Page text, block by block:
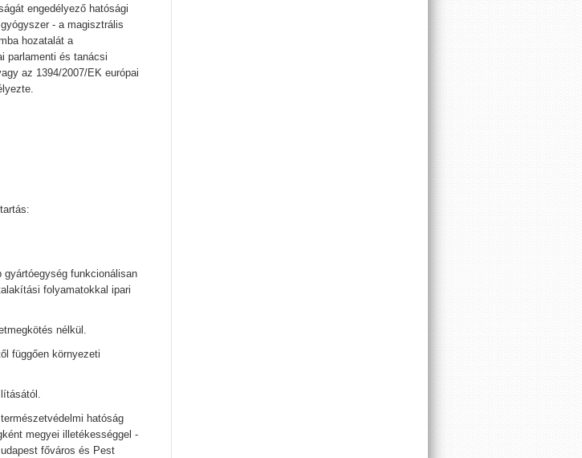
engedélyező hatósági
- a magisztrális
hozatalát a
parlamenti és tanácsi
az 1394/2007/EK európai
funkcionálisan
folyamatokkal ipari
nélkül.
függően környezeti
hatóság
megyei illetékességgel -
főváros és Pest